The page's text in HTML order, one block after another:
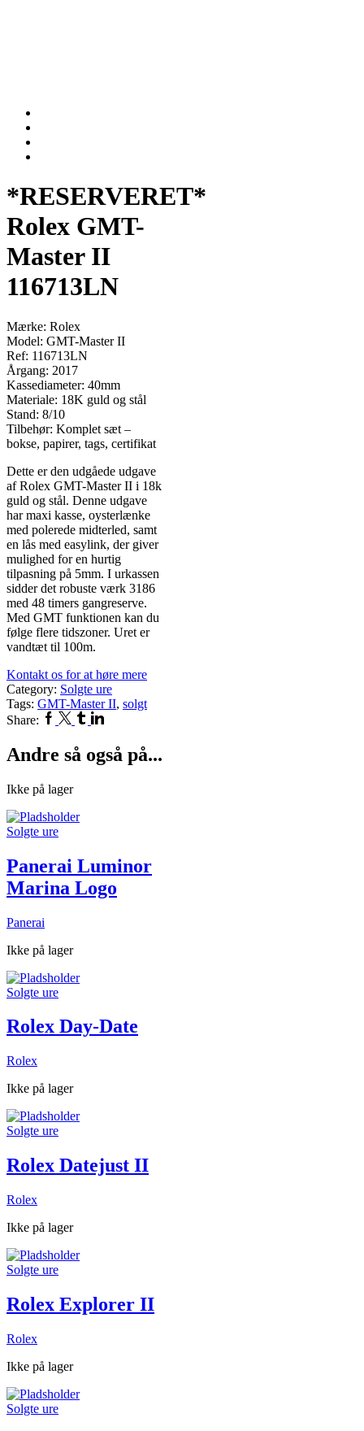
*RESERVERET*
Rolex GMT-
Master II
116713LN
Mærke: Rolex
Model: GMT-Master II
Ref: 116713LN
Årgang: 2017
Kassediameter: 40mm
Materiale: 18K guld og stål
Stand: 8/10
Tilbehør: Komplet sæt –
bokse, papirer, tags, certifikat
Dette er den udgåede udgave
af Rolex GMT-Master II i 18k
guld og stål. Denne udgave
har maxi kasse, oysterlænke
med polerede midterled, samt
en lås med easylink, der giver
mulighed for en hurtig
tilpasning på 5mm. I urkassen
sidder det robuste værk 3186
med 48 timers gangreserve.
Med GMT funktionen kan du
følge flere tidszoner. Uret er
vandtæt til 100m.
Kontakt os for at høre mere
Category: Solgte ure
Tags: GMT-Master II, solgt
Share: Facebook
Twitter
TumblrLinkedin
Andre så også på...
Ikke på lager
Solgte ure
Panerai Luminor
Marina Logo
Panerai
Ikke på lager
Solgte ure
Rolex Day-Date
Rolex
Ikke på lager
Solgte ure
Rolex Datejust II
Rolex
Ikke på lager
Solgte ure
Rolex Explorer II
Rolex
Ikke på lager
Solgte ure